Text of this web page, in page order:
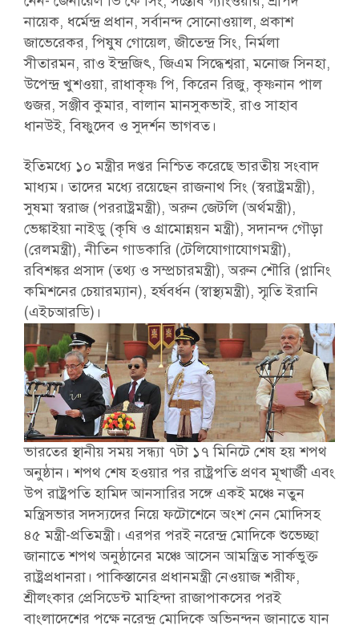
নায়েক, ধর্মেন্দ্র প্রধান, সর্বানন্দ সোনোওয়াল, প্রকাশ
জাভেরেকর, পিষুষ গোয়েল, জীতেন্দ্র সিং, নির্মলা
সীতারমন, রাও ইন্দ্রজিৎ, জিএম সিদ্ধেশ্বরা, মনোজ সিনহা,
উপেন্দ্র খুশওয়া, রাধাকৃষ্ণ পি, কিরেন রিজু, কৃষ্ণনান পাল
গুজর, সঞ্জীব কুমার, বালান মানসুকভাই, রাও সাহাব
ধানউই, বিষ্ণুদেব ও সুদর্শন ভাগবত।
ইতিমধ্যে ১০ মন্ত্রীর দপ্তর নিশ্চিত করেছে ভারতীয় সংবাদ
মাধ্যম। তাদের মধ্যে রয়েছেন রাজনাথ সিং (স্বরাষ্ট্রমন্ত্রী),
সুষমা স্বরাজ (পররাষ্ট্রমন্ত্রী), অরুন জেটলি (অর্থমন্ত্রী),
ভেঙ্কাইয়া নাইডু (কৃষি ও গ্রামোন্নয়ন মন্ত্রী), সদানন্দ গৌড়া
(রেলমন্ত্রী), নীতিন গাডকারি (টেলিযোগাযোগমন্ত্রী),
রবিশঙ্কর প্রসাদ (তথ্য ও সম্প্রচারমন্ত্রী), অরুন শৌরি (প্লানিং
কমিশনের চেয়ারম্যান), হর্ষবর্ধন (স্বাস্থ্যমন্ত্রী), স্মৃতি ইরানি
(এইচআরডি)।
ভারতের স্থানীয় সময় সন্ধ্যা ৭টা ১৭ মিনিটে শেষ হয় শপথ
অনুষ্ঠান। শপথ শেষ হওয়ার পর রাষ্ট্রপতি প্রণব মূখার্জী এবং
উপ রাষ্ট্রপতি হামিদ আনসারির সঙ্গে একই মঞ্চে নতুন
মন্ত্রিসভার সদস্যদের নিয়ে ফটোশেনে অংশ নেন মোদিসহ
৪৫ মন্ত্রী-প্রতিমন্ত্রী। এরপর পরই নরেন্দ্র মোদিকে শুভেচ্ছা
জানাতে শপথ অনুষ্ঠানের মঞ্চে আসেন আমন্ত্রিত সার্কভুক্ত
রাষ্ট্রপ্রধানরা। পাকিস্তানের প্রধানমন্ত্রী নেওয়াজ শরীফ,
শ্রীলংকার প্রেসিডেন্ট মাহিন্দা রাজাপাকসের পরই
বাংলাদেশের পক্ষে নরেন্দ্র মোদিকে অভিনন্দন জানাতে যান